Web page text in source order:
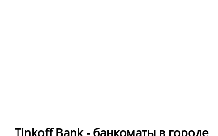
Tinkoff Bank - банкоматы в городе